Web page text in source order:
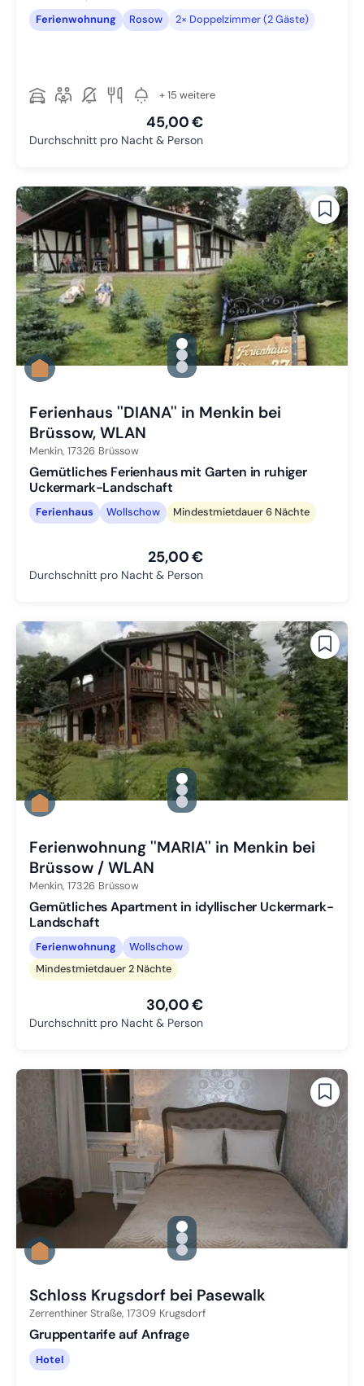
Ferienwohnung
Rosow 2× Doppelzimmer (2 Gäste)
+ 15 weitere
45,00 €
Durchschnitt pro Nacht & Person
gallery.slide_selector
Zu Slide 1 wechseln
Zu Slide 2 wechseln
Zu Slide 3 wechseln
Ferienhaus ''DIANA'' in Menkin bei
Brüssow, WLAN
Menkin, 17326 Brüssow
Gemütliches Ferienhaus mit Garten in ruhiger
Uckermark-Landschaft
Ferienhaus Wollschow Mindestmietdauer 6 Nächte
25,00 €
Durchschnitt pro Nacht & Person
gallery.slide_selector
Zu Slide 1 wechseln
Zu Slide 2 wechseln
Zu Slide 3 wechseln
Ferienwohnung ''MARIA'' in Menkin bei
Brüssow / WLAN
Menkin, 17326 Brüssow
Gemütliches Apartment in idyllischer Uckermark-
Landschaft
Ferienwohnung
Wollschow
Mindestmietdauer 2 Nächte
30,00 €
Durchschnitt pro Nacht & Person
gallery.slide_selector
Zu Slide 1 wechseln
Zu Slide 2 wechseln
Zu Slide 3 wechseln
Schloss Krugsdorf bei Pasewalk
Zerrenthiner Straße, 17309 Krugsdorf
Gruppentarife auf Anfrage
Hotel